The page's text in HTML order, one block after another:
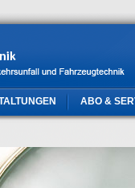
ABO &